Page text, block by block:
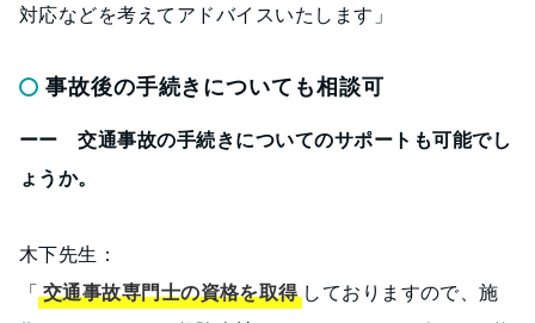
対応などを考えてアドバイスいたします」
事故後の手続きについても相談可
ーー 交通事故の手続きについてのサポートも可能でし
ょうか。
木下先生：
「交通事故専門士の資格を取得 しておりますので、施